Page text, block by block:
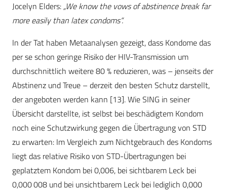
Jocelyn Elders:„We know the vows of abstinence break far
more easily than latex condoms“.
In der Tat haben Metaanalysen gezeigt, dass Kondome das
per se schon geringe Risiko der HIV-Transmission um
durchschnittlich weitere 80 % reduzieren, was – jenseits der
Abstinenz und Treue – derzeit den besten Schutz darstellt,
der angeboten werden kann [13]. Wie SING in seiner
Übersicht darstellte, ist selbst bei beschädigtem Kondom
noch eine Schutzwirkung gegen die Übertragung von STD
zu erwarten: Im Vergleich zum Nichtgebrauch des Kondoms
liegt das relative Risiko von STD-Übertragungen bei
geplatztem Kondom bei 0,006, bei sichtbarem Leck bei
0,000 008 und bei unsichtbarem Leck bei lediglich 0,000